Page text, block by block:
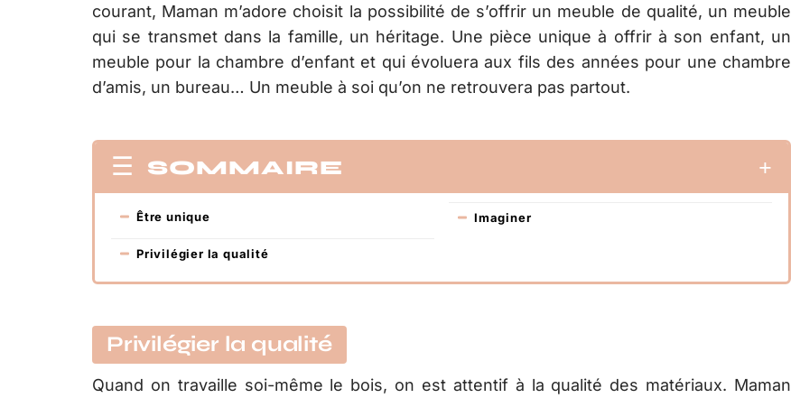
courant, Maman m’adore choisit la possibilité de s’offrir un meuble de qualité, un meuble
qui se transmet dans la famille, un héritage. Une pièce unique à offrir à son enfant, un
meuble pour la chambre d’enfant et qui évoluera aux fils des années pour une chambre
d’amis, un bureau… Un meuble à soi qu’on ne retrouvera pas partout.
SOMMAIRE
Être unique
Privilégier la qualité
Imaginer
Privilégier la qualité
Quand on travaille soi-même le bois, on est attentif à la qualité des matériaux. Maman